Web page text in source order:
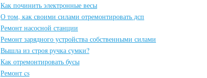
Как починить электронные весы
О том, как своими силами отремонтировать дсп
Ремонт насосной станции
Ремонт зарядного устройства собственными силами
Вышла из строя ручка сумки?
Как отремонтировать бусы
Ремонт cs